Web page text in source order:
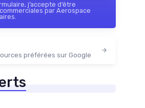
j’accepte d’être
par Aerospace
préférées sur Google